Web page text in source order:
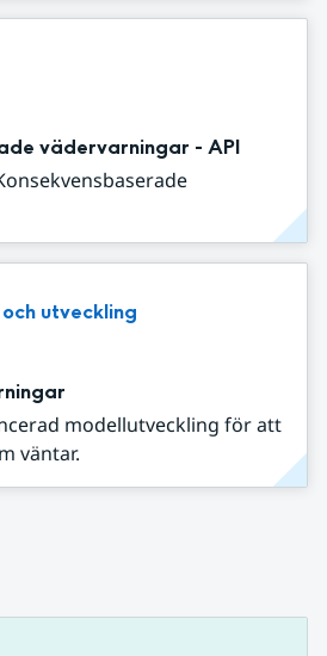
vädervarningar - API
utveckling
modellutveckling för att
väntar.